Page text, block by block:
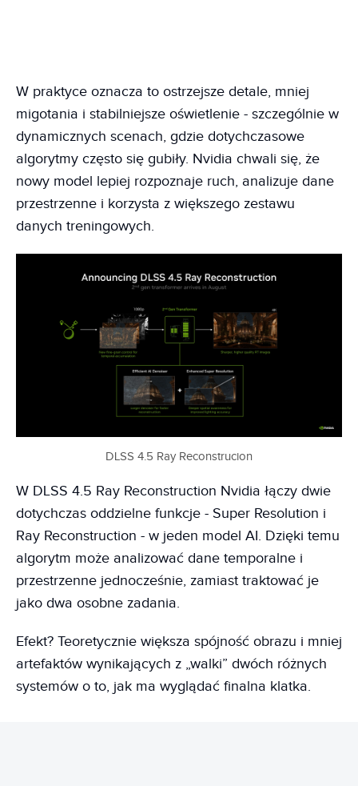
W praktyce oznacza to ostrzejsze detale, mniej
migotania i stabilniejsze oświetlenie - szczególnie w
dynamicznych scenach, gdzie dotychczasowe
algorytmy często się gubiły. Nvidia chwali się, że
nowy model lepiej rozpoznaje ruch, analizuje dane
przestrzenne i korzysta z większego zestawu
danych treningowych.
DLSS 4.5 Ray Reconstrucion
W DLSS 4.5 Ray Reconstruction Nvidia łączy dwie
dotychczas oddzielne funkcje - Super Resolution i
Ray Reconstruction - w jeden model AI. Dzięki temu
algorytm może analizować dane temporalne i
przestrzenne jednocześnie, zamiast traktować je
jako dwa osobne zadania.
Efekt? Teoretycznie większa spójność obrazu i mniej
artefaktów wynikających z „walki” dwóch różnych
systemów o to, jak ma wyglądać finalna klatka.